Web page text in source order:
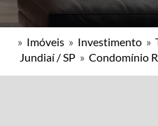
» Imóveis » Investimento »
Jundiaí / SP » Condomínio